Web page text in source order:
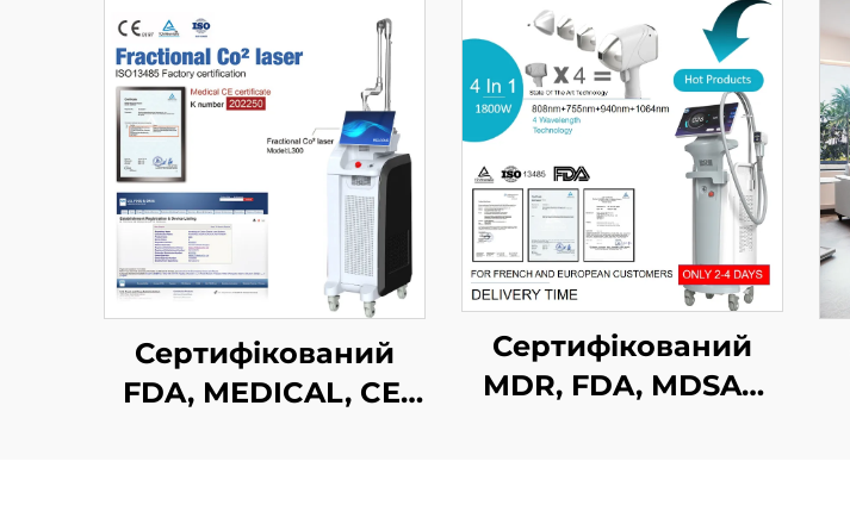
Сертифікований
FDA, MEDICAL, CE,
Сертифікований
MDR, FDA, MDSAP